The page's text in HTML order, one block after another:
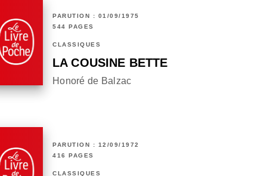
PARUTION : 01/09/1975
544 PAGES
CLASSIQUES
LA COUSINE BETTE
Honoré de Balzac
PARUTION : 12/09/1972
416 PAGES
CLASSIQUES